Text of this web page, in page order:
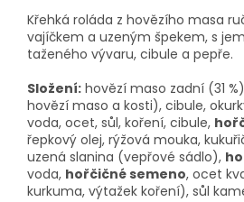
Křehká roláda z hovězího masa
vajíčkem a uzeným špekem, s
taženého vývaru, cibule a pepře.
Složení: hovězí maso zadní (31
hovězí maso a kosti), cibule,
voda, ocet, sůl, koření, cibule,
řepkový olej, rýžová mouka,
uzená slanina (vepřové sádlo),
voda, hořčičné semeno, ocet
kurkuma, výtažek koření), sůl